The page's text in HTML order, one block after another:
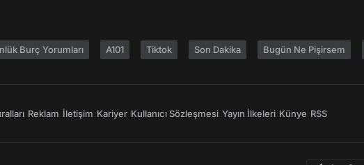
Burç Yorumları A101 Tiktok Son Dakika Bugün Ne Pişirsem
Reklam İletişim Kariyer Kullanıcı Sözleşmesi Yayın İlkeleri Künye RSS